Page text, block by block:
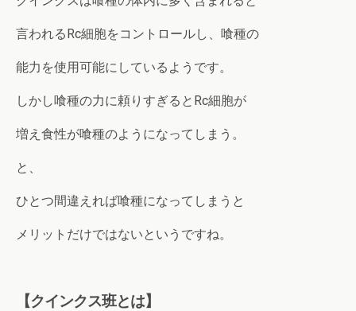
言われるRc細胞をコントロールし、喰種の
能力を使用可能にしているようです。
しかし喰種の力に頼りすぎるとRc細胞が
増え食性が喰種のようになってしまう。
と、
ひとつ間違えれば喰種になってしまうと
メリットだけではないというですね。
【クインクス班とは】